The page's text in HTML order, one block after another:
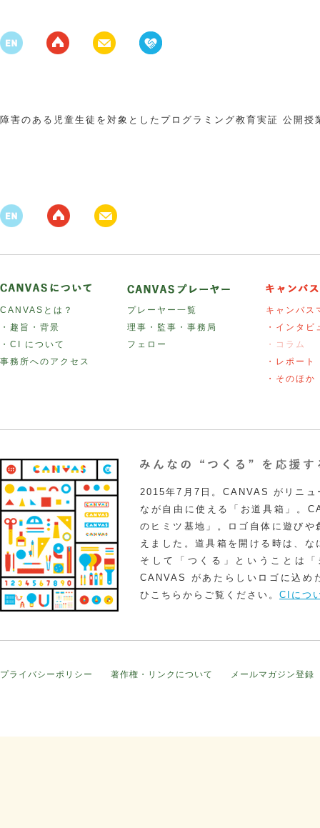
障害のある児童生徒を対象としたプログラミング教育実証 公開授
CANVASとは？
・趣旨・背景
・CI について
事務所へのアクセス
プレーヤー一覧
理事・監事・事務局
フェロー
キャンバス
・インタビ
・コラム
・レポート
・そのほか
2015年7月7日。CANVAS がリニュ
なが自由に使える「お道具箱」。
のヒミツ基地」。ロゴ自体に遊び
えました。道具箱を開ける時は、
そして「つくる」ということは
CANVAS があたらしいロゴに込め
ひこちらからご覧ください。 CIにつ
プライバシーポリシー 著作権・リンクについて メールマガジン登録